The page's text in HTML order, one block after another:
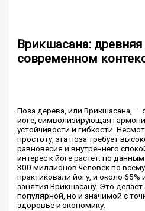
Врикшасана: древняя
современном
Поза дерева, или Врикшасана, —
йоге, символизирующая
устойчивости и гибкости.
простоту, эта поза требует
равновесия и внутреннего
интерес к йоге растет: по
300 миллионов человек по
практиковали йогу, и около
занятия Врикшасану. Это делает
популярной, но и значимой с
здоровье и экономику.